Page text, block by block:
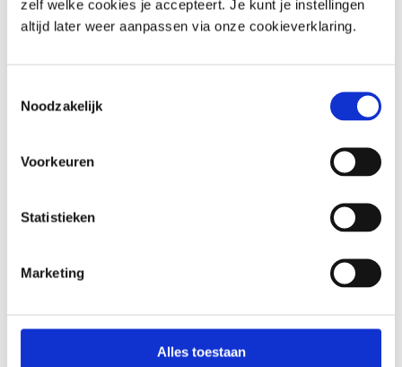
zelf welke cookies je accepteert. Je kunt je instellingen
altijd later weer aanpassen via onze cookieverklaring.
Noodzakelijk
Voorkeuren
Statistieken
Marketing
Alles toestaan
Dienstleistungen notwendig ist.
Dies ist unter anderem möglich:
zu Ihrer Akte gewährt haben
Labore, die medizinische
Spediteure, die Ihnen
liefern
IT-Dienstleister, die unsere
Zahlungsdienstleister, die
Zahlungen abwickeln